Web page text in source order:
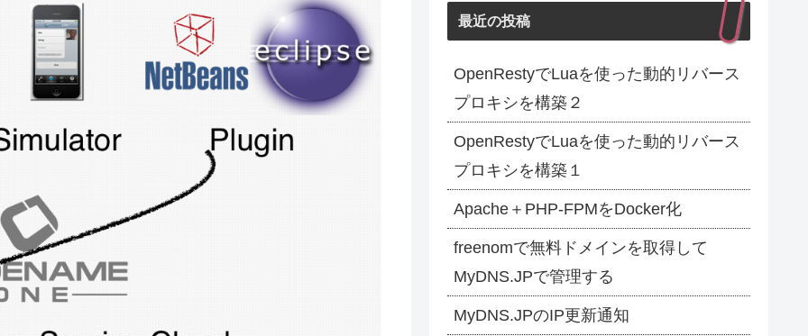
最近の投稿
OpenRestyでLuaを使った動的リバース
プロキシを構築２
OpenRestyでLuaを使った動的リバース
プロキシを構築１
Apache＋PHP-FPMをDocker化
freenomで無料ドメインを取得して
MyDNS.JPで管理する
MyDNS.JPのIP更新通知